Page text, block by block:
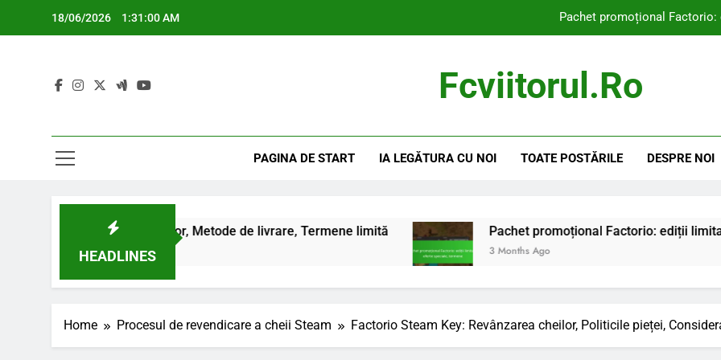
18/06/2026 1:31:01 AM Pachet promoțional
Pachet promoțional Factorio: Comparare
Pachet promoțional
Pachet promoțional Factorio: Comparare
Fcviitorul.ro
PAGINA DE START IA LEGĂTURA CU NOI TOATE POSTĂRILE DESPRE NOI
HEADLINES
cheilor, Metode de livrare, Termene limită Pachet promoțional Factorio: ediții limitate, oferte
3 Months Ago
Home Procesul de revendicare a cheii Steam Factorio Steam Key: Revânzarea cheilor, Politicile pieței,